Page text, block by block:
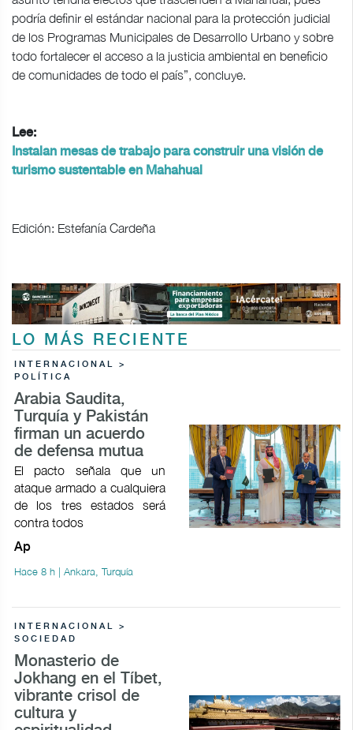
podría definir el estándar nacional para la protección judicial
de los Programas Municipales de Desarrollo Urbano y sobre
todo fortalecer el acceso a la justicia ambiental en beneficio
de comunidades de todo el país”, concluye.
Lee:
Instalan mesas de trabajo para construir una visión de
turismo sustentable en Mahahual
Edición: Estefanía Cardeña
LO MÁS RECIENTE
INTERNACIONAL >
POLÍTICA
Arabia Saudita,
Turquía y Pakistán
firman un acuerdo
de defensa mutua
El pacto señala que un
ataque armado a cualquiera
de los tres estados será
contra todos
Ap
Hace 8 h | Ankara, Turquía
INTERNACIONAL >
SOCIEDAD
Monasterio de
Jokhang en el Tíbet,
vibrante crisol de
cultura y